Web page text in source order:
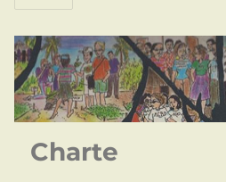
Charte